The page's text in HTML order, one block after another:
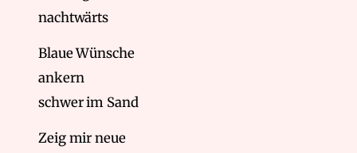
nachtwärts
Blaue Wünsche
ankern
schwer im Sand
Zeig mir neue